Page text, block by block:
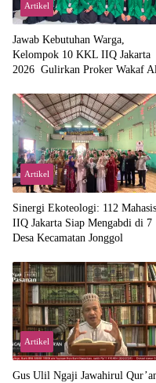
Artikel
Jawab Kebutuhan Warga,
Kelompok 10 KKL IIQ Jakarta
2026 Gulirkan Proker Wakaf
Artikel
‎Sinergi Ekoteologi: 112
IIQ Jakarta Siap Mengabdi di 7
Desa Kecamatan Jonggol
Artikel
Gus Ulil Ngaji Jawahirul